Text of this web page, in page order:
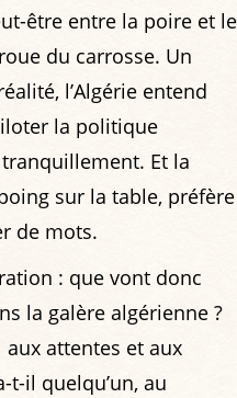
être entre la poire et le
du carrosse. Un
l’Algérie entend
la politique
Et la
sur la table, préfère
de mots.
: que vont donc
la galère algérienne ?
attentes et aux
t-il quelqu’un, au